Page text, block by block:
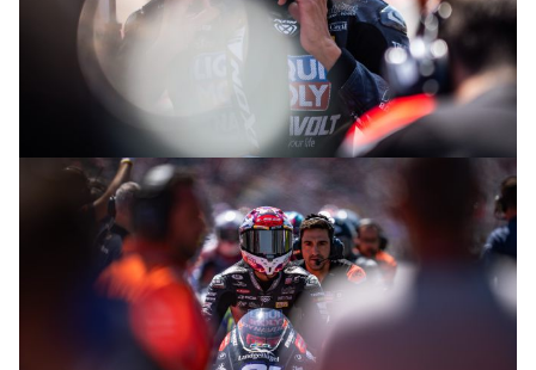
© R. Lekl